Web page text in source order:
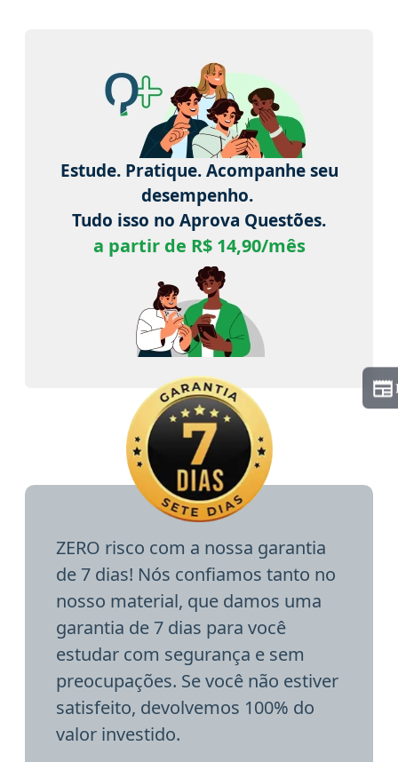
Estude. Pratique. Acompanhe seu
desempenho.
Tudo isso no Aprova Questões.
a partir de R$ 14,90/mês
ZERO risco com a nossa garantia
de 7 dias! Nós confiamos tanto no
nosso material, que damos uma
garantia de 7 dias para você
estudar com segurança e sem
preocupações. Se você não estiver
satisfeito, devolvemos 100% do
valor investido.